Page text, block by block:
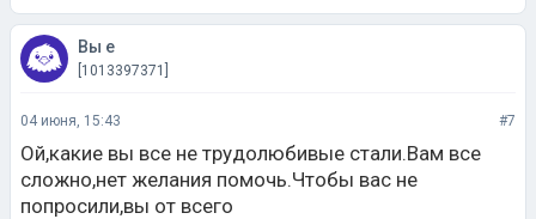
Вы е
[1013397371]
04 июня, 15:43 #7
Ой,какие вы все не трудолюбивые стали.Вам все
сложно,нет желания помочь.Чтобы вас не
попросили,вы от всего